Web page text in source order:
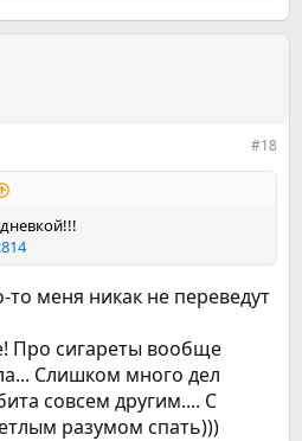
#18
то меня никак не переведут
Про сигареты вообще
Слишком много дел
совсем другим.... С
разумом спать)))